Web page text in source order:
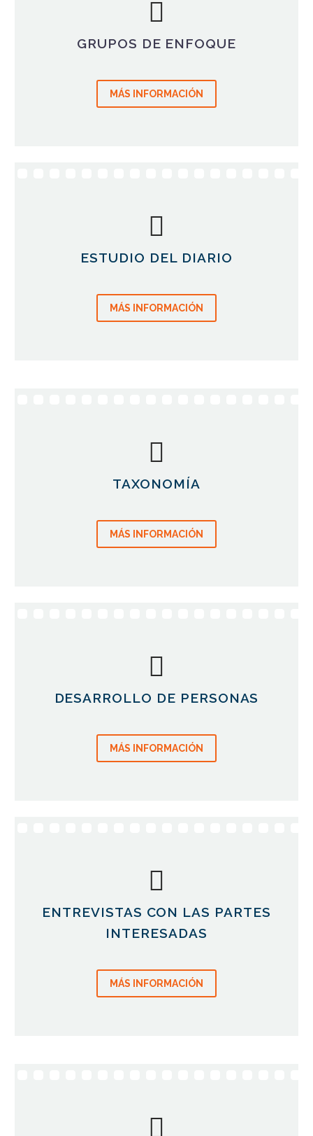
GRUPOS DE ENFOQUE
MÁS INFORMACIÓN
ESTUDIO DEL DIARIO
MÁS INFORMACIÓN
TAXONOMÍA
MÁS INFORMACIÓN
DESARROLLO DE PERSONAS
MÁS INFORMACIÓN
ENTREVISTAS CON LAS PARTES
INTERESADAS
MÁS INFORMACIÓN